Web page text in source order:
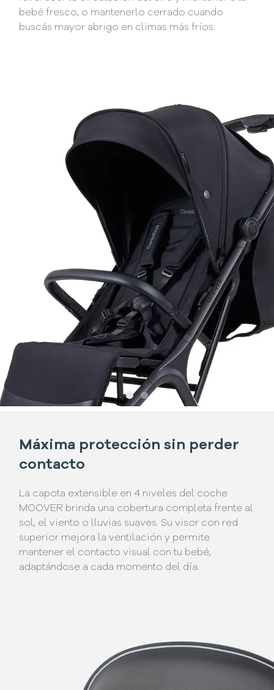
bebé fresco, o mantenerlo cerrado cuando
buscás mayor abrigo en climas más fríos.
SlideSlide
Máxima protección sin perder
contacto
La capota extensible en 4 niveles del coche
MOOVER brinda una cobertura completa frente al
sol, el viento o lluvias suaves. Su visor con red
superior mejora la ventilación y permite
mantener el contacto visual con tu bebé,
adaptándose a cada momento del día.